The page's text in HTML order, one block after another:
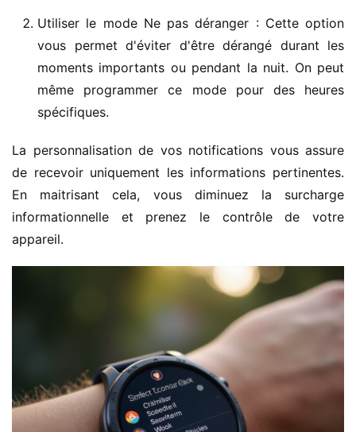
Utiliser le mode Ne pas déranger : Cette option
vous permet d'éviter d'être dérangé durant les
moments importants ou pendant la nuit. On peut
même programmer ce mode pour des heures
spécifiques.
La personnalisation de vos notifications vous assure
de recevoir uniquement les informations pertinentes.
En maitrisant cela, vous diminuez la surcharge
informationnelle et prenez le contrôle de votre
appareil.